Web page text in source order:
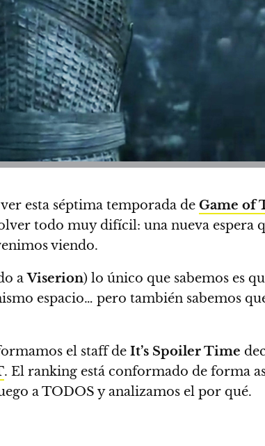
esta séptima temporada de Game of
todo muy difícil: una nueva
viendo.
aViserion) lo único que sabemos es
espacio… pero también sabemos
el staff de It’s Spoiler Time
. El ranking está conformado de forma
a TODOS y analizamos el por qué.